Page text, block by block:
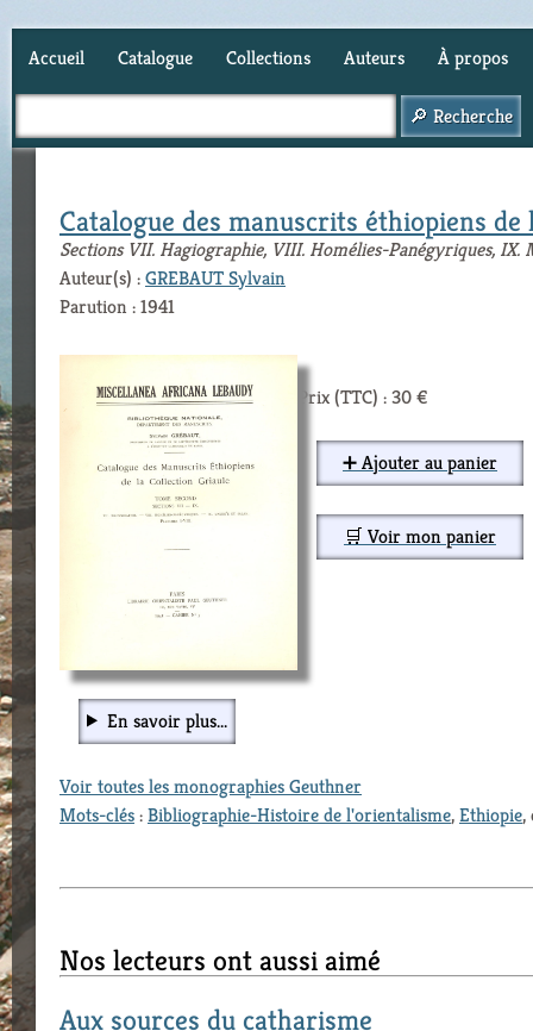
Accueil Catalogue Collections Auteurs À propos
Catalogue des manuscrits éthiopiens
Sections VII. Hagiographie, VIII. Homélies-Panégyriques, IX.
Auteur(s) :GREBAUT Sylvain
Parution : 1941
Prix (TTC) : 30 €
➕ Ajouter au panier
🛒 Voir mon panier
En savoir plus...
Voir toutes les monographies Geuthner
Mots-clés:Bibliographie-Histoire de l'orientalisme,Ethiopie,
Nos lecteurs ont aussi aimé
Aux sources du catharisme